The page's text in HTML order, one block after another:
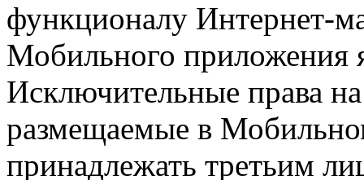
функционалу Интернет-
Мобильного приложения
Исключительные права
размещаемые в
принадлежать третьим